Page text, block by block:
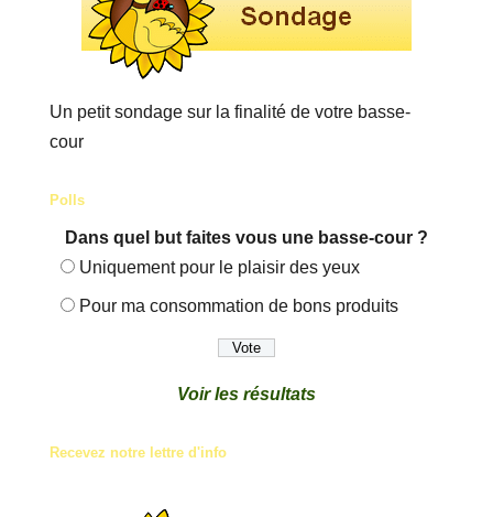
Un petit sondage sur la finalité de votre basse-
cour
Polls
Dans quel but faites vous une basse-cour ?
Uniquement pour le plaisir des yeux
Pour ma consommation de bons produits
Voir les résultats
Recevez notre lettre d'info